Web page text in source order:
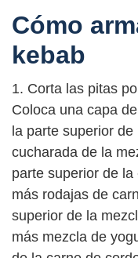
Cómo
kebab
1. Corta las pitas
Coloca una capa
la parte superior
cucharada de la
parte superior de
más rodajas de
superior de la
más mezcla de